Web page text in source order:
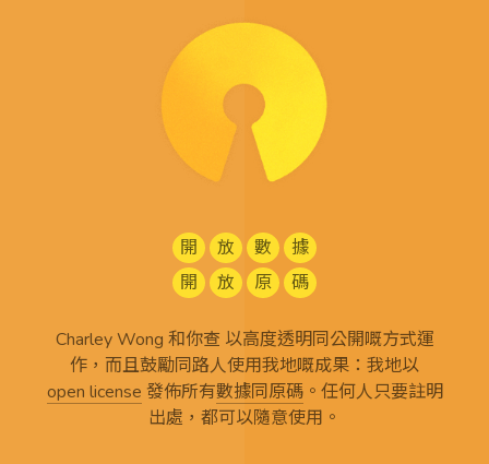
開 放 數
據
開
放 原 碼
Charley Wong 和你查 以高度透明同公開嘅方式運
作，而且鼓勵同路人使用我地嘅成果：我地以
open license 發佈所有數據同原碼。任何人只要註明
出處，都可以隨意使用。